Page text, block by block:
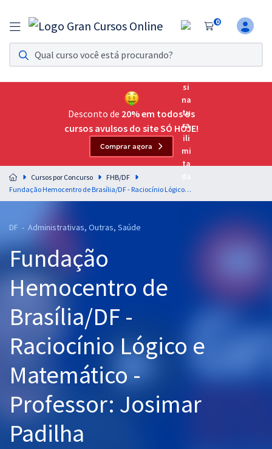
0
Assinatura Ilimitada 11
Acesso a todos os cursos. Teste grátis por 7 dias!
Assinatura OAB Até Passar
Acesso ilimitado a toda preparação para o Exame da
Residências Multiprofissionais
Preparação completa e intensiva para as principais
residências em saúde do Brasil
Cursos 20% OFF
Graduação
OAB
Questões grátis
Desconto de 20% em todos os
cursos avulsos do site SÓ HOJE!
Comprar agora
Cursos por Concurso
FHB/DF
Fundação Hemocentro de Brasília/DF - Raciocínio Lógico e Matemático - Professor: Josimar Padilha
DF - Administrativas, Outras, Saúde
Fundação
Hemocentro de
Brasília/DF -
Raciocínio Lógico e
Matemático -
Professor: Josimar
Padilha